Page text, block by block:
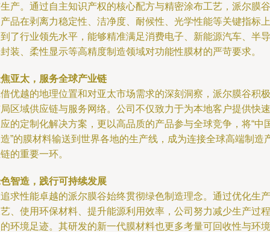
产。通过自主知识产权的核心配方与精密涂布工艺，派尔膜谷
品在剥离力稳定性、洁净度、耐候性、光学性能等关键指标上
了行业领先水平，能够精准满足消费电子、新能源汽车、半导
装、柔性显示等高精度制造领域对功能性膜材的严苛要求。
亚太，服务全球产业链
优越的地理位置和对亚太市场需求的深刻洞察，派尔膜谷积极
区域供应链与服务网络。公司不仅致力于为本地客户提供快速
的定制化解决方案，更以高品质的产品参与全球竞争，将“中
”的膜材料输送到世界各地的生产线，成为连接全球高端制造
的重要一环。
智造，践行可持续发展
求性能卓越的派尔膜谷始终贯彻绿色制造理念。通过优化生产
、使用环保材料、提升能源利用效率，公司努力减少生产过程
环境足迹。其研发的新一代膜材料也更多考量可回收性与环境